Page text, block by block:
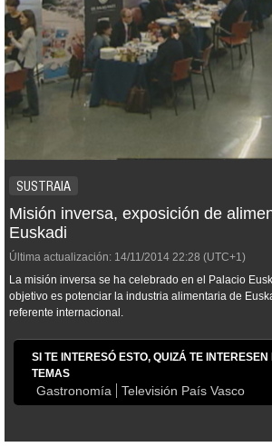
SUSTRAIA
Misión inversa, exposición de
Euskadi
Última actualización: 14/11/2014 22:28 (UTC+1)
La misión inversa se ha celebrado en el Palacio
objetivo es potenciar la industria alimentaria de
referente internacional.
SI TE INTERESÓ ESTO, QUIZÁ TE INTERESEN
TEMAS
Gastronomía Televisión País Vasco